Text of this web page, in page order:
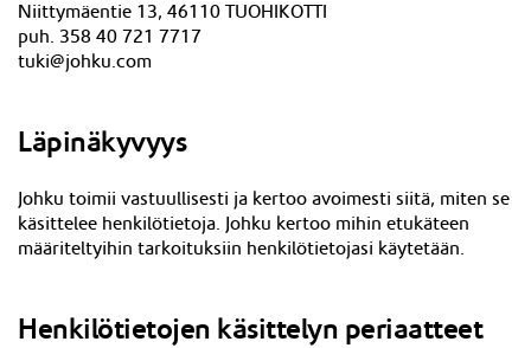
Niittymäentie 13, 46110 TUOHIKOTTI
puh. 358 40 721 7717
tuki@johku.com
Läpinäkyvyys
Johku toimii vastuullisesti ja kertoo avoimesti siitä, miten se
käsittelee henkilötietoja. Johku kertoo mihin etukäteen
määriteltyihin tarkoituksiin henkilötietojasi käytetään.
Henkilötietojen käsittelyn periaatteet